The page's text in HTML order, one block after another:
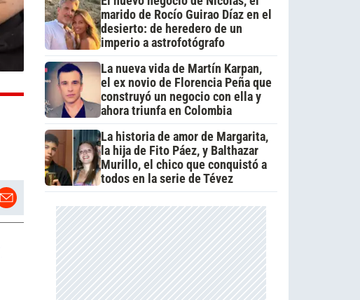
marido de Rocío Guirao Díaz en el
desierto: de heredero de un
imperio a astrofotógrafo
La nueva vida de Martín Karpan,
el ex novio de Florencia Peña que
construyó un negocio con ella y
ahora triunfa en Colombia
La historia de amor de Margarita,
la hija de Fito Páez, y Balthazar
Murillo, el chico que conquistó a
todos en la serie de Tévez